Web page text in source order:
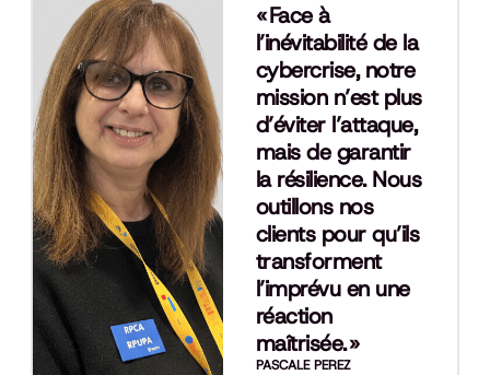
« Face à
l’inévitabilité de la
cybercrise, notre
mission n’est plus
d’éviter l’attaque,
mais de garantir
la résilience. Nous
outillons nos
clients pour qu’ils
transforment
l’imprévu en une
réaction
maîtrisée. »
PASCALE PEREZ